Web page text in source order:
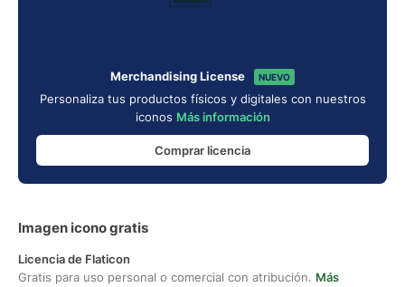
Merchandising License NUEVO
Personaliza tus productos físicos y digitales con nuestros
iconos Más información
Comprar licencia
Imagen icono gratis
Licencia de Flaticon
Gratis para uso personal o comercial con atribución. Más